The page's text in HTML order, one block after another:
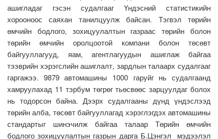
ашигладаг гэсэн судалгааг Үндэсний статистикийн
хорооноос саяхан танилцуулж байсан. Тэгвэл төрийн
өмчийн бодлого, зохицуулалтын газраас төрийн болон
төрийн өмчийн оролцоотой компани болон төсөвт
байгууллагууд, яам, агентлагуудын ашиглаж байгаа
тээврийн хэрэгслийн ашиглалт, зардлын талаарх судалгааг
гаргажээ. 9879 автомашины 1000 гаруйг нь судалгаанд
хамруулахад 11 тэрбум төгрөг тьөсвөөс зарцуулдаг болох
нь тодорсон байна. Дээрх судалгааны дүнд үндэслээд
төрийн алба, төсөвт байгууллагад хэрэглэгдэх автомашины
стандартыг шинэчилж байгаа талаар Төрийн өмчийн
бодлого зохицуулалтын газрын дарга Б.Цэнгэл мэдээлэл